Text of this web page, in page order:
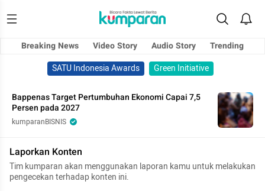
Breaking News Video Story Audio Story
Trending
SATU Indonesia Awards
Green Initiative
Bappenas Target Pertumbuhan Ekonomi Capai 7,5
Persen pada 2027
kumparanBISNIS
Laporkan Konten
Tim kumparan akan menggunakan laporan kamu untuk melakukan
pengecekan terhadap konten ini.